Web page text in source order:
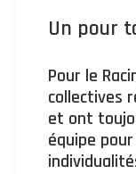
Un pour
Pour le
collectives
et ont
équipe